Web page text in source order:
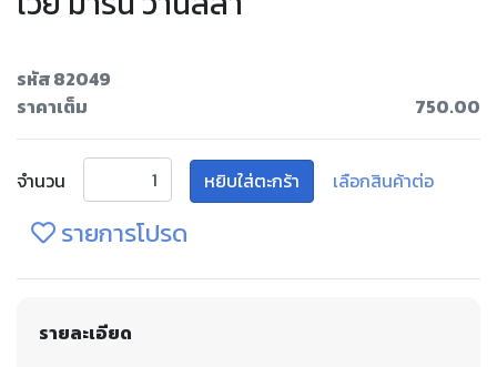
รหัส 82049
ราคาเต็ม
750.00
จำนวน หยิบใส่ตะกร้า เลือกสินค้าต่อ
รายการโปรด
รายละเอียด